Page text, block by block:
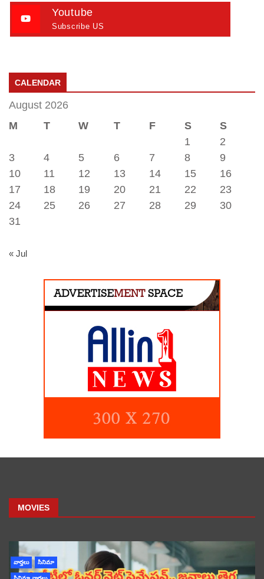
Youtube
Subscribe US
CALENDAR
August 2026
M
T W T F S
S
1
2
3
4 5 6 7 8
9
10
11 12 13 14 15
16
17
18 19 20 21 22
23
24
25 26 27 28 29
30
31
« Jul
MOVIES
వార్తలు సినిమా